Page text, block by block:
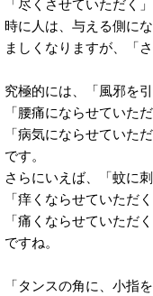
「尽くさせていただく」
時に人は、与える側に
ましくなりますが、「
究極的には、「風邪を
「腰痛にならせていただ
「病気にならせていただ
です。
さらにいえば、「蚊に
「痒くならせていただく
「痛くならせていただく
ですね。
「タンスの角に、小指